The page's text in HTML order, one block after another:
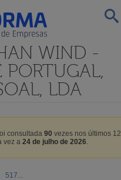
WIND -
PORTUGAL,
LDA
consultada 90 vezes nos últimos 12
vez a 24 de julho de 2026.
517...